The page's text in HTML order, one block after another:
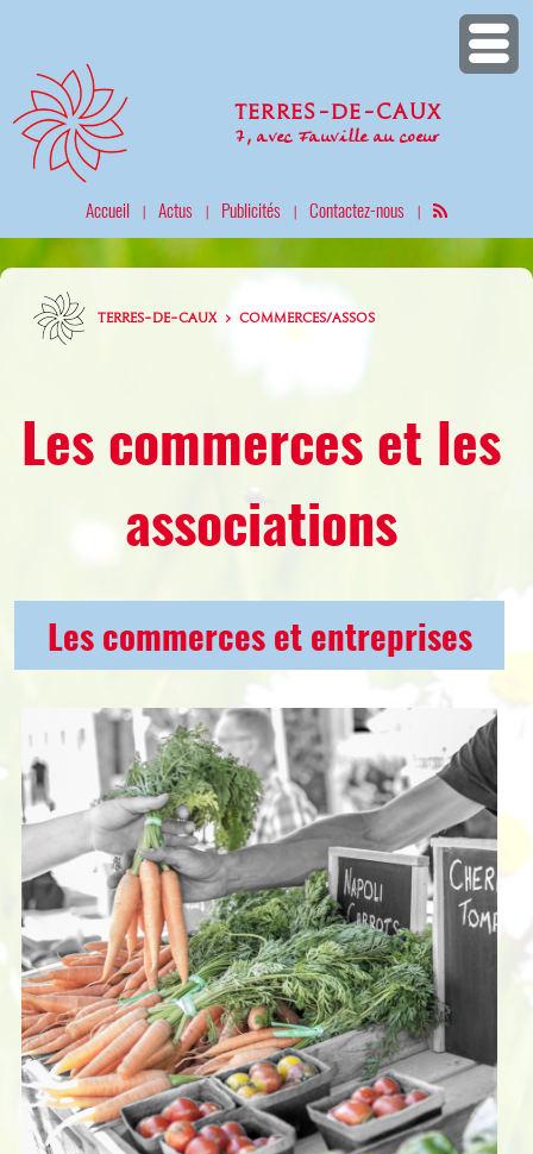
Terres-de-Caux
7, avec Fauville au coeur
Accueil | Actus | Publicités | Contactez-nous |
TERRES-DE-CAUX > COMMERCES/ASSOS
Les commerces et les
associations
Les commerces et entreprises